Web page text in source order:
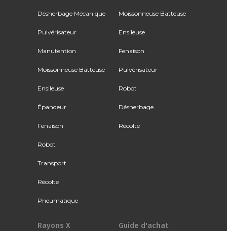
Désherbage Mécanique
Pulvérisateur
Manutention
Moissonneuse Batteuse
Ensileuse
Épandeur
Fenaison
Robot
Transport
Récolte
Pneumatique
Moissonneuse Batteuse
Ensileuse
Fenaison
Pulvérisateur
Robot
Désherbage
Récolte
Rayons X Guide d'achat